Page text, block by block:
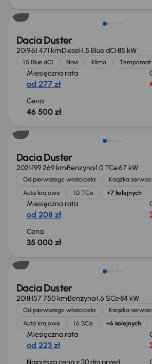
Dacia Duster
201961 471 kmDiesel1.5 Blue dCi85 kW
1.5 Blue dCi Navi Klima Tempomat
Miesięczna rata
od 277 zł
Cena
46 500 zł
Dacia Duster
2021199 269 kmBenzyna1.0 TCe67 kW
Od pierwszego właściciela
Książka
Auta krajowe
1.0 TCe +7 kolejnych
Miesięczna rata
od 208 zł
Cena
35 000 zł
Taniej o 500 zł
Dacia Duster
2018157 750 kmBenzyna1.6 SCe84 kW
Od pierwszego właściciela
Książka
Auta krajowe
1.6 SCe +6 kolejnych
Miesięczna rata
od 223 zł
Najniższa cena z 30 dni przed